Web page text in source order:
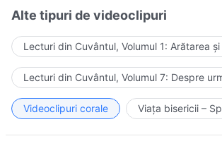
Alte tipuri de videoclipuri
Lecturi din Cuvântul, Volumul 1: Arătarea
Lecturi din Cuvântul, Volumul 7: Despre
Videoclipuri corale Viața bisericii –